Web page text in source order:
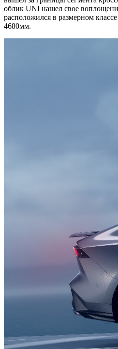
облик UNI нашел свое
расположился в размерном
4680мм.